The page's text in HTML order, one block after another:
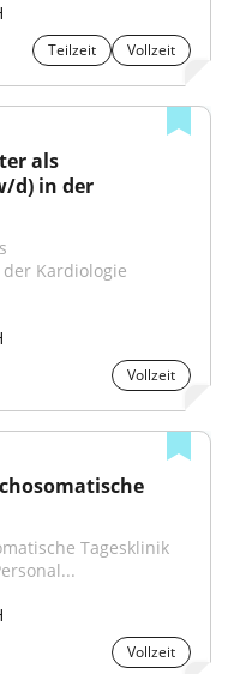
Teilzeit Vollzeit
als
d) in der
Kardiologie
Vollzeit
Tagesklinik
Vollzeit